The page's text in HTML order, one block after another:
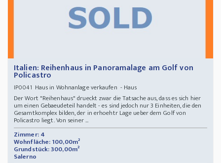
Italien: Reihenhaus in Panoramalage am Golf von
Policastro
IP0041 Haus in Wohnanlage verkaufen - Haus
Der Wort "Reihenhaus" drueckt zwar die Tatsache aus, dass es sich hier
um einen Gebaeudeteil handelt - es sind jedoch nur 3 Einheiten, die den
Gesamtkomplex bilden, der in erhoehtr Lage ueber dem Golf von
Policastro liegt. Von seiner ...
Zimmer: 4
Wohnfläche: 100,00m²
Grundstück: 300,00m²
Salerno